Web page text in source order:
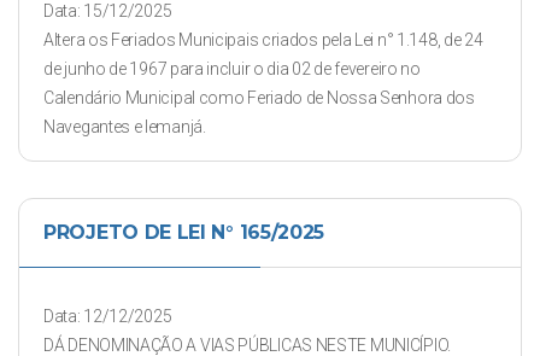
Data: 15/12/2025
Altera os Feriados Municipais criados pela Lei n° 1.148, de 24
de junho de 1967 para incluir o dia 02 de fevereiro no
Calendário Municipal como Feriado de Nossa Senhora dos
Navegantes e Iemanjá.
PROJETO DE LEI N° 165/2025
Data: 12/12/2025
DÁ DENOMINAÇÃO A VIAS PÚBLICAS NESTE MUNICÍPIO.